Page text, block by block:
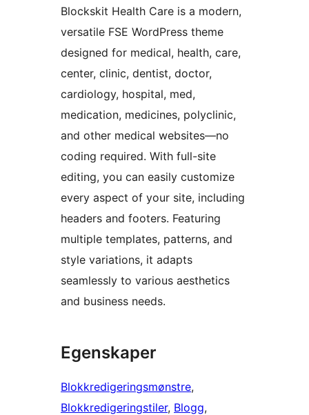
Blockskit Health Care is a modern,
versatile FSE WordPress theme
designed for medical, health, care,
center, clinic, dentist, doctor,
cardiology, hospital, med,
medication, medicines, polyclinic,
and other medical websites—no
coding required. With full-site
editing, you can easily customize
every aspect of your site, including
headers and footers. Featuring
multiple templates, patterns, and
style variations, it adapts
seamlessly to various aesthetics
and business needs.
Egenskaper
Blokkredigeringsmønstre
Blokkredigeringstiler, Blogg